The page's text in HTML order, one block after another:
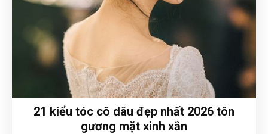
21 kiểu tóc cô dâu đẹp nhất 2026 tôn
gương mặt xinh xắn